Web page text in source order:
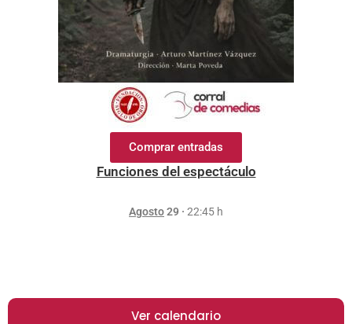
Comprar entradas
Funciones del espectáculo
Agosto29 · 22:45 h
Ver calendario